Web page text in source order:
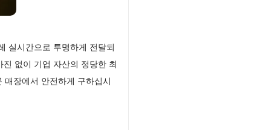
실시간으로 투명하게 전달되
없이 기업 자산의 정당한 최
장에서 안전하게 구하십시